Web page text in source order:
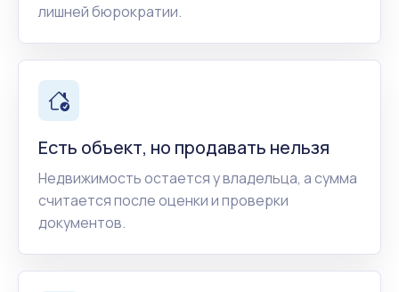
лишней бюрократии.
Есть объект, но продавать нельзя
Недвижимость остается у владельца, а сумма
считается после оценки и проверки
документов.